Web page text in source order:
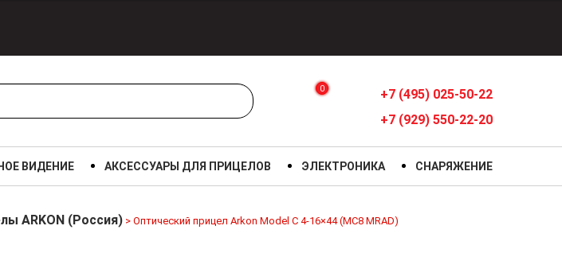
0
+7 (495) 025-50-22
+7 (929) 550-22-20
ВИДЕНИЕ АКСЕССУАРЫ ДЛЯ ПРИЦЕЛОВ ЭЛЕКТРОНИКА СНАРЯЖЕНИЕ
ARKON (Россия) > Оптический прицел Arkon Model C 4-16×44 (MC8 MRAD)